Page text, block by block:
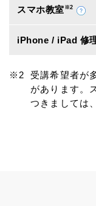
スマホ教室 ※2
iPhone / iPad 修
受講希望者が
があります。
つきましては